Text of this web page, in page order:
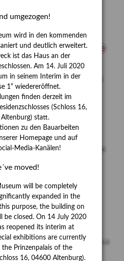
Lindenau
Depot
estrusker Exlibris
Festrede Florenz Fotografie
und heute
Preis
Gerhard Kurt Müller
Mythologie
Heinrich Kirchhoff Heldinnen
Italien Jahresempfang
Korkmodelle Kunst
Kunst von Kühl
Künstlerin Lehmbruck
Museumsnacht
Natur
Phelloplastik
Pohlhof
Rudi Lesser Ruth Wolf-Rehfeld
Skulptur
Sonderausstellung
Kunst
Videokunst
Werefkin
umgezogen!
wird in den kommenden
und deutlich erweitert.
ist das Haus an der
Am 14. Juli 2020
in seinem Interim in der
1“ wiedereröffnet.
finden derzeit im
(Schloss 16,
statt.
zu den Bauarbeiten
Homepage und auf
Media-Kanälen!
moved!
will be completely
expanded in the
purpose, the building on
be closed. On 14 July 2020
reopened its interim at
exhibitions are currently
Prinzenpalais of the
16, 04600 Altenburg).